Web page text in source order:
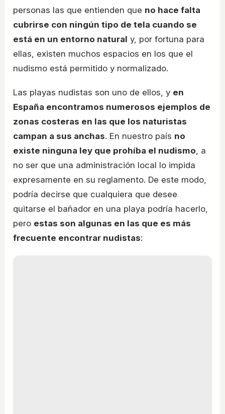
personas las que entienden que no hace falta
cubrirse con ningún tipo de tela cuando se
está en un entorno natural y, por fortuna para
ellas, existen muchos espacios en los que el
nudismo está permitido y normalizado.
Las playas nudistas son uno de ellos, y en
España encontramos numerosos ejemplos de
zonas costeras en las que los naturistas
campan a sus anchas. En nuestro país no
existe ninguna ley que prohíba el nudismo , a
no ser que una administración local lo impida
expresamente en su reglamento. De este modo,
podría decirse que cualquiera que desee
quitarse el bañador en una playa podría hacerlo,
pero estas son algunas en las que es más
frecuente encontrar nudistas: